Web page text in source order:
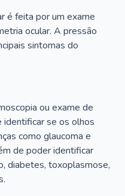
é feita por um exame
ocular. A pressão
sintomas do
ou exame de
se os olhos
como glaucoma e
de poder identificar
diabetes, toxoplasmose,